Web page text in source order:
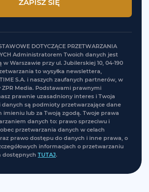
DOTYCZĄCE PRZETWARZANIA
Administratorem Twoich danych jest
w Warszawie przy ul. Jubilerskiej 10, 04-190
to wysyłka newslettera,
S.A. i naszych zaufanych partnerów, w
ZPR Media. Podstawami prawnymi
prawnie uzasadniony interes i Twoja
danych są podmioty przetwarzające dane
imieniu lub za Twoją zgodą. Twoje prawa
danych to: prawo sprzeciwu i
przetwarzania danych w celach
prawo dostępu do danych i inne prawa, o
informacjach o przetwarzaniu
dostępnych TUTAJ.